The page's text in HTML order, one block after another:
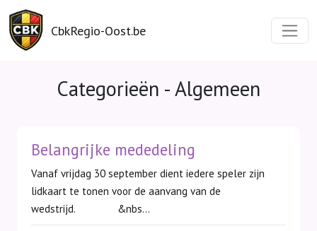
CbkRegio-Oost.be
Categorieën - Algemeen
Belangrijke mededeling
Vanaf vrijdag 30 september dient iedere speler zijn
lidkaart te tonen voor de aanvang van de
wedstrijd. &nbs...